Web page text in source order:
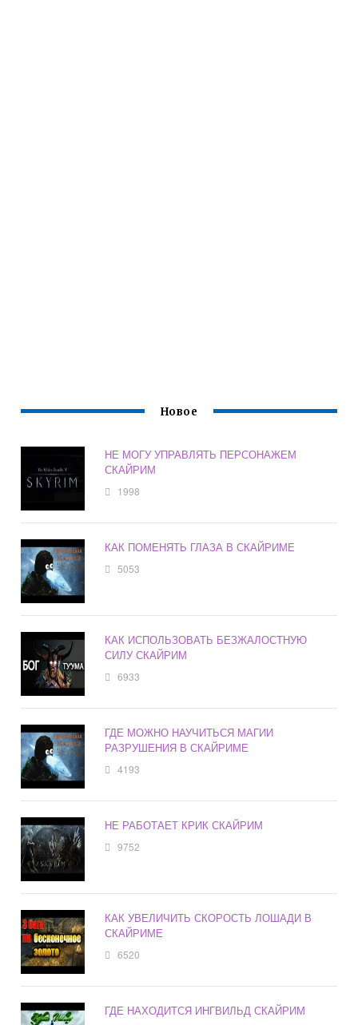
Новое
НЕ МОГУ УПРАВЛЯТЬ ПЕРСОНАЖЕМ
СКАЙРИМ
1998
КАК ПОМЕНЯТЬ ГЛАЗА В СКАЙРИМЕ
5053
КАК ИСПОЛЬЗОВАТЬ БЕЗЖАЛОСТНУЮ
СИЛУ СКАЙРИМ
6933
ГДЕ МОЖНО НАУЧИТЬСЯ МАГИИ
РАЗРУШЕНИЯ В СКАЙРИМЕ
4193
НЕ РАБОТАЕТ КРИК СКАЙРИМ
9752
КАК УВЕЛИЧИТЬ СКОРОСТЬ ЛОШАДИ В
СКАЙРИМЕ
6520
ГДЕ НАХОДИТСЯ ИНГВИЛЬД СКАЙРИМ